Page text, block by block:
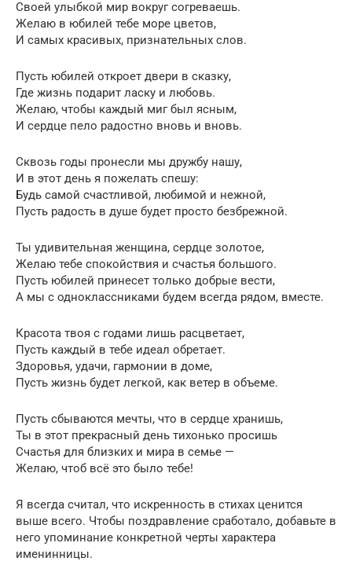
Своей улыбкой мир вокруг согреваешь.
Желаю в юбилей тебе море цветов,
И самых красивых, признательных слов.
Пусть юбилей откроет двери в сказку,
Где жизнь подарит ласку и любовь.
Желаю, чтобы каждый миг был ясным,
И сердце пело радостно вновь и вновь.
Сквозь годы пронесли мы дружбу нашу,
И в этот день я пожелать спешу:
Будь самой счастливой, любимой и нежной,
Пусть радость в душе будет просто безбрежной.
Ты удивительная женщина, сердце золотое,
Желаю тебе спокойствия и счастья большого.
Пусть юбилей принесет только добрые вести,
А мы с одноклассниками будем всегда рядом, вместе.
Красота твоя с годами лишь расцветает,
Пусть каждый в тебе идеал обретает.
Здоровья, удачи, гармонии в доме,
Пусть жизнь будет легкой, как ветер в объеме.
Пусть сбываются мечты, что в сердце хранишь,
Ты в этот прекрасный день тихонько просишь
Счастья для близких и мира в семье —
Желаю, чтоб всё это было тебе!
Я всегда считал, что искренность в стихах ценится
выше всего. Чтобы поздравление сработало, добавьте в
него упоминание конкретной черты характера
именинницы.